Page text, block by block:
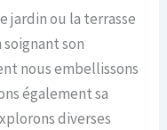
jardin ou la terrasse
son
nous embellissons
également sa
diverses